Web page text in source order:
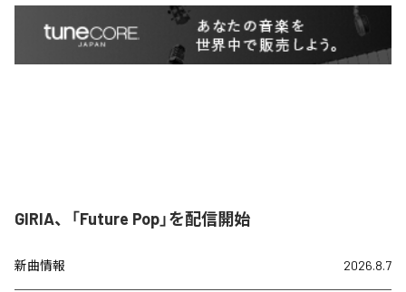
GIRIA、「Future Pop」を配信開始
新曲情報 2026.8.7